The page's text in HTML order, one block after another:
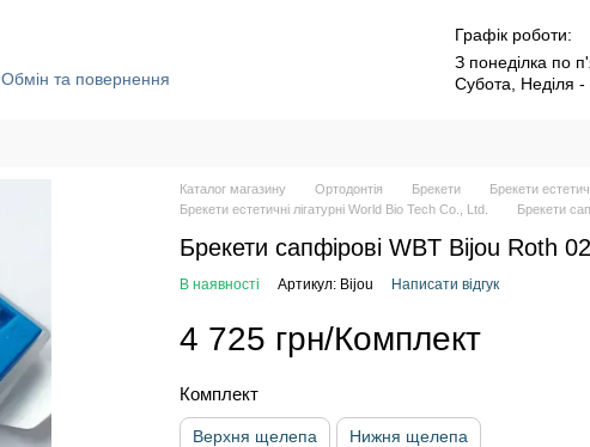
Обмін та повернення
Графік роботи:
З понеділка по
Субота, Неділя -
Каталог магазину Ортодонтія Брекети
Брекети
Брекети естетичні лігатурні World Bio Tech Co., Ltd.
Брекети
Брекети сапфірові WBT Bijou Roth
В наявності Артикул: Bijou Написати відгук
4 725 грн/Комплект
Комплект
Верхня щелепа Нижня щелепа